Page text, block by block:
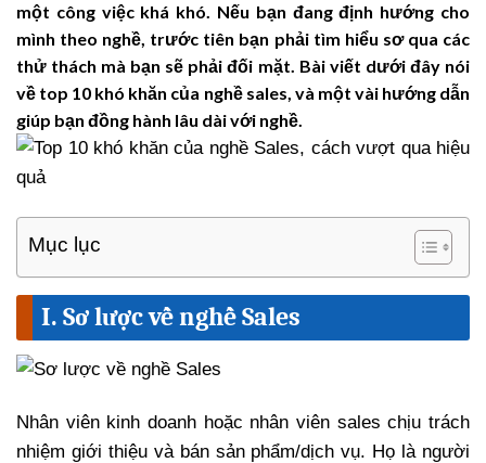
một công việc khá khó. Nếu bạn đang định hướng cho
mình theo nghề, trước tiên bạn phải tìm hiểu sơ qua các
thử thách mà bạn sẽ phải đối mặt. Bài viết dưới đây nói
về top 10 khó khăn của nghề sales, và một vài hướng dẫn
giúp bạn đồng hành lâu dài với nghề.
Mục lục
I. Sơ lược về nghề Sales
Nhân viên kinh doanh hoặc nhân viên sales chịu trách
nhiệm giới thiệu và bán sản phẩm/dịch vụ. Họ là người